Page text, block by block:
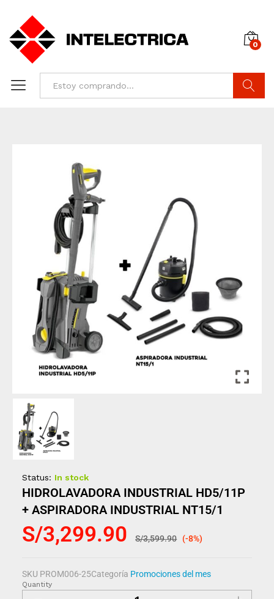
0
Status: In stock
HIDROLAVADORA INDUSTRIAL HD5/11P
+ ASPIRADORA INDUSTRIAL NT15/1
S/3,299.90 S/3,599.90 (-8%)
SKU PROM006-25Categoría Promociones del mes
Quantity